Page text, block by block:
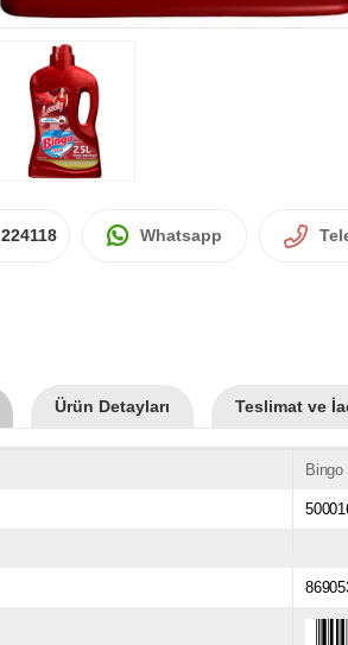
224118 Whatsapp
Ürün Detayları Teslimat ve
Bingo